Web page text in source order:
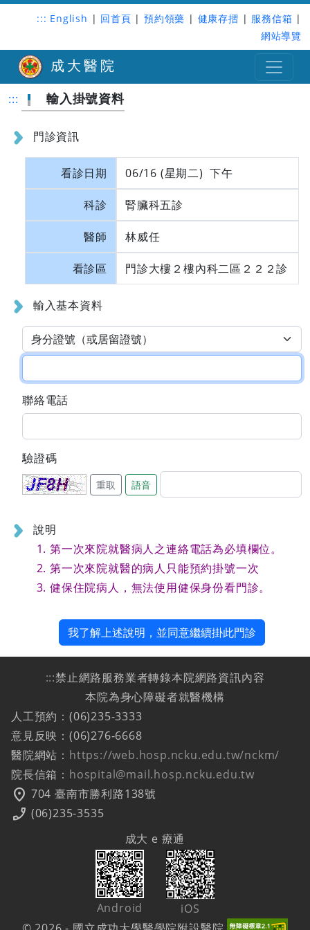
::: English | 回首頁 | 預約領藥 | 健康存摺 | 服務信箱 |
網站導覽
成大醫院
::: 輸入掛號資料
門診資訊
看診日期 06/16 (星期二) 下午
科診 腎臟科五診
醫師 林威任
看診區 門診大樓２樓內科二區２２２診
輸入基本資料
聯絡電話
驗證碼
重取 語音
說明
第一次來院就醫病人之連絡電話為必填欄位。
第一次來院就醫的病人只能預約掛號一次
健保住院病人，無法使用健保身份看門診。
我了解上述說明，並同意繼續掛此門診
:::禁止網路服務業者轉錄本院網路資訊內容
本院為身心障礙者就醫機構
人工預約：(06)235-3333
意見反映：(06)276-6668
醫院網站： https://web.hosp.ncku.edu.tw/nckm/
院長信箱： hospital@mail.hosp.ncku.edu.tw
location_on 704 臺南市勝利路138號
phone_enabled (06)235-3535
成大 e 療通
Android
iOS